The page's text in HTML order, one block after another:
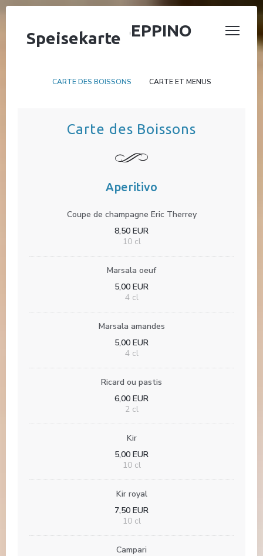
PIZZERIA GIUSEPPINO
Speisekarte
Carte des Boissons
Aperitivo
Coupe de champagne Eric Therrey
8,50 EUR
10 cl
Marsala oeuf
5,00 EUR
4 cl
Marsala amandes
5,00 EUR
4 cl
Ricard ou pastis
6,00 EUR
2 cl
Kir
5,00 EUR
10 cl
Kir royal
7,50 EUR
10 cl
Campari
CARTE DES BOISSONS CARTE ET MENUS